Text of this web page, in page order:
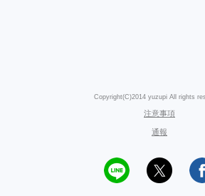
Copyright(C)2014 yuzupi All rights
注意事項
通報